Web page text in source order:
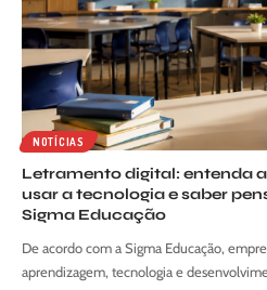
NOTÍCIAS
Letramento digital: entenda
usar a tecnologia e saber
Sigma Educação
De acordo com a Sigma Educação,
aprendizagem, tecnologia e